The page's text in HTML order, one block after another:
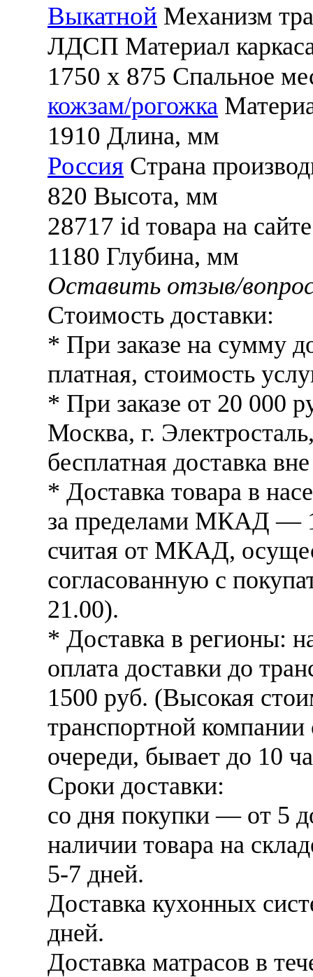
Выкатной Механизм
ЛДСП Материал
1750 х 875 Спальное
кожзам/рогожка
1910 Длина, мм
Россия Страна
820 Высота, мм
28717 id товара на сайте
1180 Глубина, мм
Оставить отзыв/
Стоимость доставки:
* При заказе на сумму
платная, стоимость
* При заказе от 20 000
Москва, г.
бесплатная доставка
* Доставка товара в
за пределами МКАД —
считая от МКАД,
согласованную с
21.00).
* Доставка в регионы:
оплата доставки до
1500 руб. (Высокая
транспортной
очереди, бывает до 10
Сроки доставки:
со дня покупки — от 5
наличии товара на
5-7 дней.
Доставка кухонных
дней.
Доставка матрасов в